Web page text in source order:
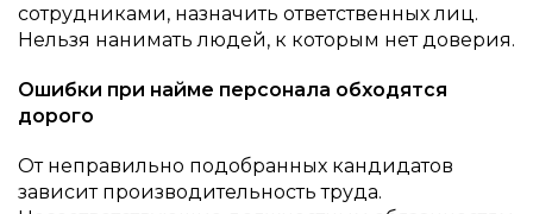
сотрудниками, назначить ответственных лиц.
Нельзя нанимать людей, к которым нет доверия.
Ошибки при найме персонала обходятся
дорого
От неправильно подобранных кандидатов
зависит производительность труда.